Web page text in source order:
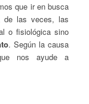
que ir en busca
de las veces, las
o fisiológica sino
. Según la causa
nos ayude a